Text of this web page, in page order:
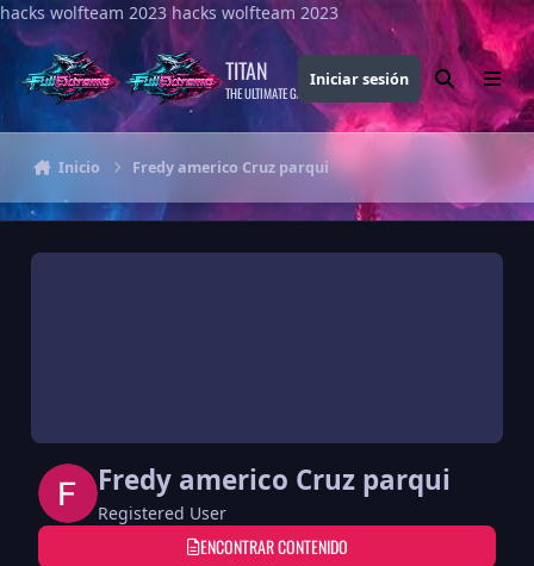
hacks wolfteam 2023Saltar al contenido
hacks wolfteam 2023
TITAN
THE ULTIMATE GAMING THEME
Iniciar sesión BuscarMenu
Inicio Fredy americo Cruz parqui
Fredy americo Cruz parqui
Registered User
ENCONTRAR CONTENIDO